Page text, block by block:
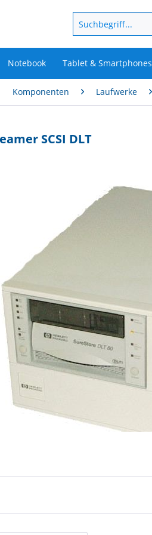
Notebook Tablet & Smartphones
Komponenten Laufwerke
SCSI DLT